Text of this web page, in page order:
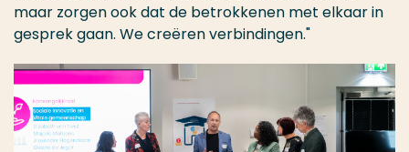
maar zorgen ook dat de betrokkenen met elkaar in
gesprek gaan. We creëren verbindingen."